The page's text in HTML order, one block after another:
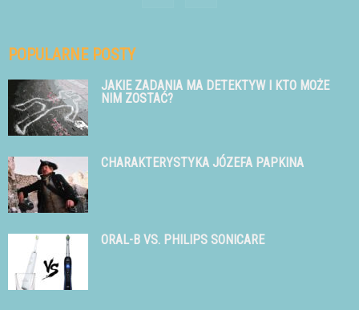
POPULARNE POSTY
JAKIE ZADANIA MA DETEKTYW I KTO MOŻE
NIM ZOSTAĆ?
CHARAKTERYSTYKA JÓZEFA PAPKINA
ORAL-B VS. PHILIPS SONICARE